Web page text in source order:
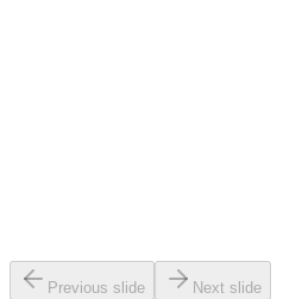
Previous slide Next slide